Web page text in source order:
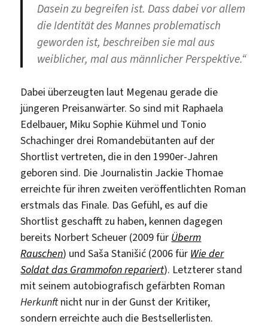
Dasein zu begreifen ist. Dass dabei vor allem
die Identität des Mannes problematisch
geworden ist, beschreiben sie mal aus
weiblicher, mal aus männlicher Perspektive.“
Dabei überzeugten laut Megenau gerade die
jüngeren Preisanwärter. So sind mit Raphaela
Edelbauer, Miku Sophie Kühmel und Tonio
Schachinger drei Romandebütanten auf der
Shortlist vertreten, die in den 1990er-Jahren
geboren sind. Die Journalistin Jackie Thomae
erreichte für ihren zweiten veröffentlichten Roman
erstmals das Finale. Das Gefühl, es auf die
Shortlist geschafft zu haben, kennen dagegen
bereits Norbert Scheuer (2009 für Überm
Rauschen) und Saša Stanišić (2006 für Wie der
Soldat das Grammofon repariert). Letzterer stand
mit seinem autobiografisch gefärbten Roman
Herkunftnicht nur in der Gunst der Kritiker,
sondern erreichte auch die Bestsellerlisten.